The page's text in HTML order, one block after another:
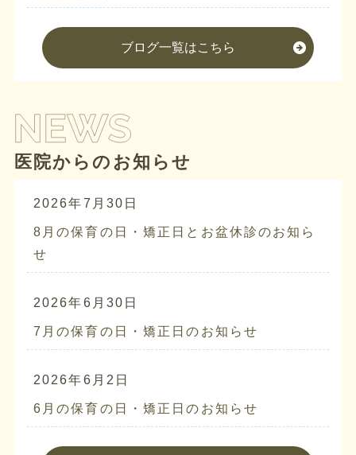
ブログ一覧はこちら
医院からのお知らせ
2026年7月30日
8月の保育の日・矯正日とお盆休診のお知ら
せ
2026年6月30日
7月の保育の日・矯正日のお知らせ
2026年6月2日
6月の保育の日・矯正日のお知らせ